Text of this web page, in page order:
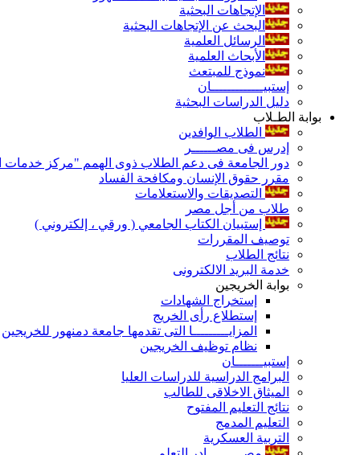
الإتجاهات البحثية
البحث عن الإتجاهات البحثية
الرسائل العلمية
الأبحاث العلمية
نموذج للمبتعث
إستبيـــــــــــــان
دليل الدراسات البحثية
بوابة الطـلاب
الطلاب الوافدين
إدرس فى مصــــــر
دور الجامعة فى دعم الطلاب ذوى الهمم "مركز خدمات
مقرر حقوق الإنسان ومكافحة الفساد
التصديقات والاستعلامات
طلاب من أجل مصر
إستبيان الكتاب الجامعي ( ورقي ، إلكتروني )
توصيف المقررات
نتائج الطلاب
خدمة البريد الالكترونى
بوابة الخريجين
إستخراج الشهادات
إستطلاع رأى الخريج
المزايـــــــــا التى تقدمها جامعة دمنهور للخريجين
نظام توظيف الخريجين
إستبيـــــــان
البرامج الدراسية للدراسات العليا
الميثاق الاخلاقى للطالب
نتائج التعليم المفتوح
التعليم المدمج
التربية العسكرية